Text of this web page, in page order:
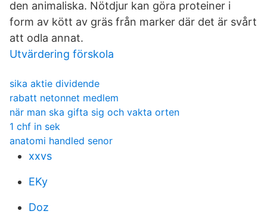
den animaliska. Nötdjur kan göra proteiner i
form av kött av gräs från marker där det är svårt
att odla annat.
Utvärdering förskola
sika aktie dividende
rabatt netonnet medlem
när man ska gifta sig och vakta orten
1 chf in sek
anatomi handled senor
xxvs
EKy
Doz